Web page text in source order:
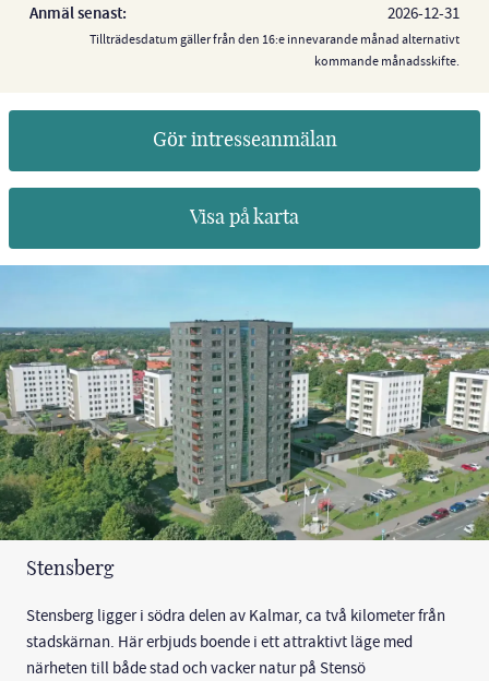
Anmäl senast:
2026-12-31
Tillträdesdatum gäller från den 16:e innevarande månad alternativt
kommande månadsskifte.
Gör intresseanmälan
Visa på karta
Stensberg
Stensberg ligger i södra delen av Kalmar, ca två kilometer från
stadskärnan. Här erbjuds boende i ett attraktivt läge med
närheten till både stad och vacker natur på Stensö